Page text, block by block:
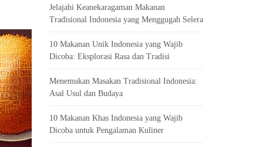
Jelajahi Keanekaragaman Makanan
Tradisional Indonesia yang Menggugah Selera
10 Makanan Unik Indonesia yang Wajib
Dicoba: Eksplorasi Rasa dan Tradisi
Menemukan Masakan Tradisional Indonesia:
Asal Usul dan Budaya
10 Makanan Khas Indonesia yang Wajib
Dicoba untuk Pengalaman Kuliner